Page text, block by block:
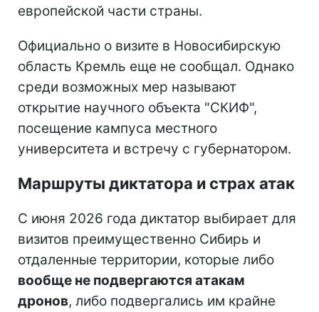
европейской части страны.
Официально о визите в Новосибирскую
область Кремль еще не сообщал. Однако
среди возможных мер называют
открытие научного объекта "СКИФ",
посещение кампуса местного
университета и встречу с губернатором.
Маршруты диктатора и страх атак
С июня 2026 года диктатор выбирает для
визитов преимущественно Сибирь и
отдаленные территории, которые либо
вообще не подвергаются атакам
дронов, либо подвергались им крайне